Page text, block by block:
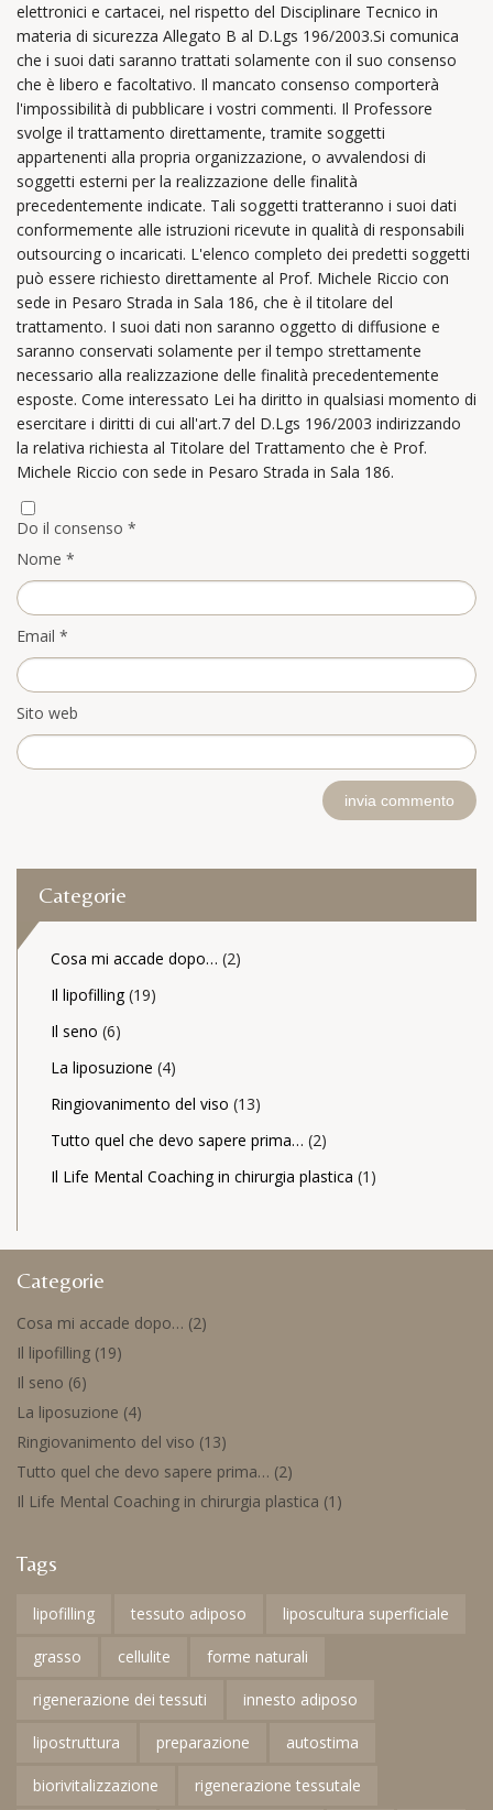
elettronici e cartacei, nel rispetto del Disciplinare Tecnico in
materia di sicurezza Allegato B al D.Lgs 196/2003.Si comunica
che i suoi dati saranno trattati solamente con il suo consenso
che è libero e facoltativo. Il mancato consenso comporterà
l'impossibilità di pubblicare i vostri commenti. Il Professore
svolge il trattamento direttamente, tramite soggetti
appartenenti alla propria organizzazione, o avvalendosi di
soggetti esterni per la realizzazione delle finalità
precedentemente indicate. Tali soggetti tratteranno i suoi dati
conformemente alle istruzioni ricevute in qualità di responsabili
outsourcing o incaricati. L'elenco completo dei predetti soggetti
può essere richiesto direttamente al Prof. Michele Riccio con
sede in Pesaro Strada in Sala 186, che è il titolare del
trattamento. I suoi dati non saranno oggetto di diffusione e
saranno conservati solamente per il tempo strettamente
necessario alla realizzazione delle finalità precedentemente
esposte. Come interessato Lei ha diritto in qualsiasi momento di
esercitare i diritti di cui all'art.7 del D.Lgs 196/2003 indirizzando
la relativa richiesta al Titolare del Trattamento che è Prof.
Michele Riccio con sede in Pesaro Strada in Sala 186.
Do il consenso *
Nome *
Email *
Sito web
Categorie
Cosa mi accade dopo… (2)
Il lipofilling(19)
Il seno (6)
La liposuzione (4)
Ringiovanimento del viso (13)
Tutto quel che devo sapere prima… (2)
Il Life Mental Coaching in chirurgia plastica (1)
Categorie
Cosa mi accade dopo… (2)
Il lipofilling (19)
Il seno (6)
La liposuzione (4)
Ringiovanimento del viso (13)
Tutto quel che devo sapere prima… (2)
Il Life Mental Coaching in chirurgia plastica (1)
Tags
lipofilling tessuto adiposo liposcultura superficiale
grasso cellulite forme naturali
rigenerazione dei tessuti innesto adiposo
lipostruttura preparazione autostima
biorivitalizzazione rigenerazione tessutale